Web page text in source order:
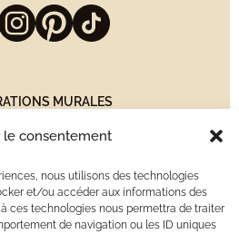
le consentement
nous utilisons des technologies
et/ou accéder aux informations des
ces technologies nous permettra de traiter
de navigation ou les ID uniques
MURALES
JUJU HATS
VASES
RÊVES
CADEAUX